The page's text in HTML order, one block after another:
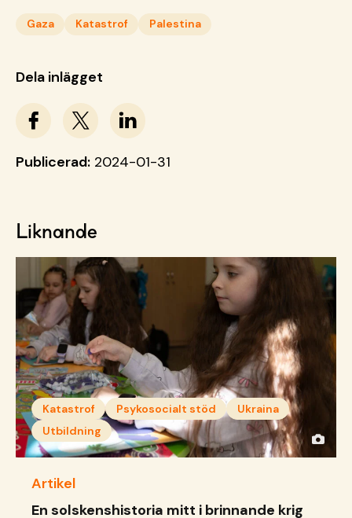
Gaza Katastrof Palestina
Dela inlägget
Publicerad: 2024-01-31
Liknande
Katastrof Psykosocialt stöd
Ukraina
Utbildning
Artikel
En solskenshistoria mitt i brinnande krig